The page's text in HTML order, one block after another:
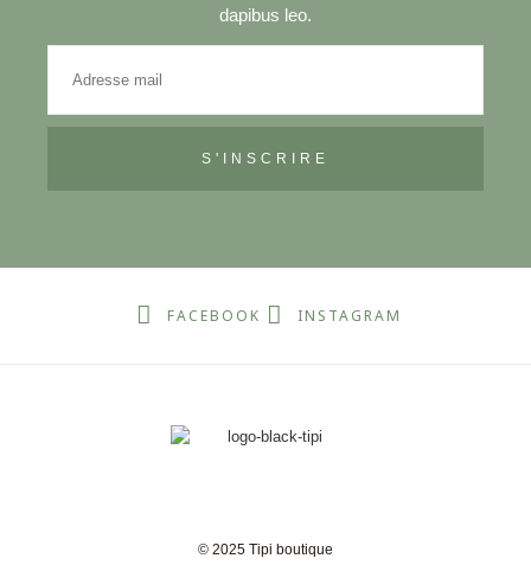
dapibus leo.
S'INSCRIRE
FACEBOOK INSTAGRAM
© 2025 Tipi boutique